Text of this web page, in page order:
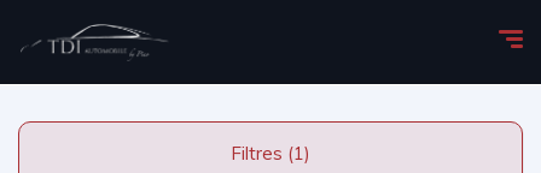
Filtres (1)